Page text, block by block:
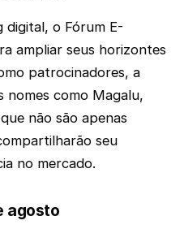
digital, o Fórum E-
ampliar seus horizontes
patrocinadores, a
nomes como Magalu,
não são apenas
seu
no mercado.
agosto